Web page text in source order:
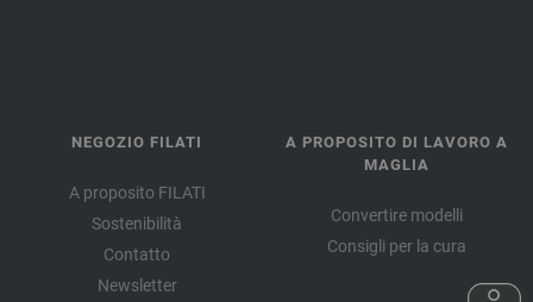
NEGOZIO FILATI
A proposito FILATI
Sostenibilità
Contatto
Newsletter
A PROPOSITO DI LAVORO A
MAGLIA
Convertire modelli
Consigli per la cura